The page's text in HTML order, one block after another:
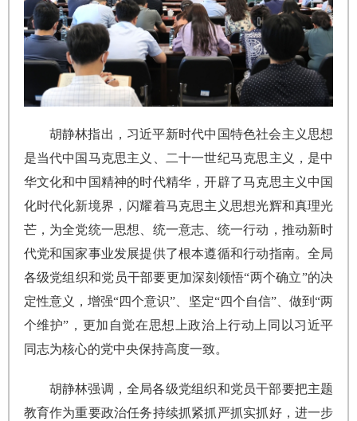
胡静林指出，习近平新时代中国特色社会主义思想
是当代中国马克思主义、二十一世纪马克思主义，是中
华文化和中国精神的时代精华，开辟了马克思主义中国
化时代化新境界，闪耀着马克思主义思想光辉和真理光
芒，为全党统一思想、统一意志、统一行动，推动新时
代党和国家事业发展提供了根本遵循和行动指南。全局
各级党组织和党员干部要更加深刻领悟“两个确立”的决
定性意义，增强“四个意识”、坚定“四个自信”、做到“两
个维护”，更加自觉在思想上政治上行动上同以习近平
同志为核心的党中央保持高度一致。
胡静林强调，全局各级党组织和党员干部要把主题
教育作为重要政治任务持续抓紧抓严抓实抓好，进一步